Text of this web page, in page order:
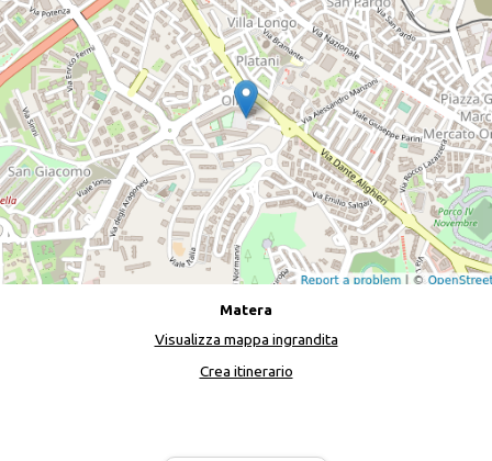
Matera
Visualizza mappa ingrandita
Crea itinerario